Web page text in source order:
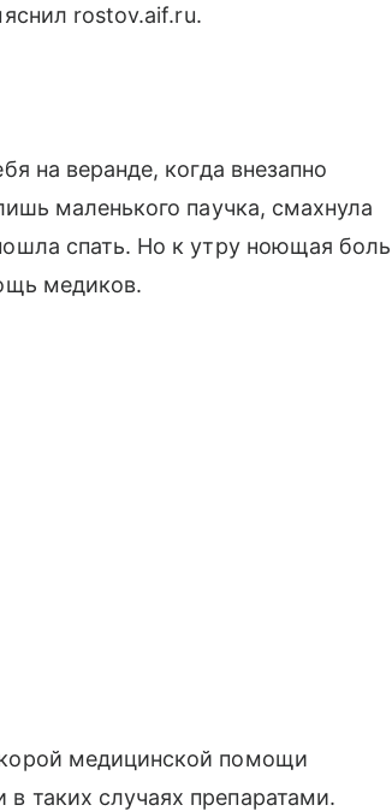
rostov.aif.ru.
на веранде, когда внезапно
маленького паучка, смахнула
спать. Но к утру ноющая боль
медиков.
медицинской помощи
таких случаях препаратами.